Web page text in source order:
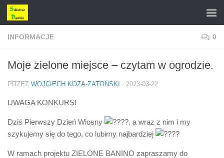
Przejdź do treści
INFORMACJE 0
Moje zielone miejsce – czytam w ogrodzie.
PRZEZ WOJCIECH KOZA-ZATOŃSKI · 2023-03-22
UWAGA KONKURS!
Dziś Pierwszy Dzień Wiosny
, a wraz z nim i my
szykujemy się do tego, co lubimy najbardziej
W ramach projektu ZIELONE BANINO zapraszamy do